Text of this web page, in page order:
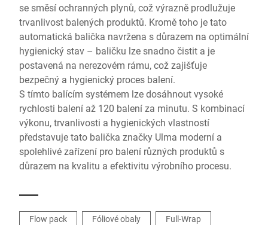
se směsí ochranných plynů, což výrazně prodlužuje
trvanlivost balených produktů. Kromě toho je tato
automatická balička navržena s důrazem na optimální
hygienický stav – baličku lze snadno čistit a je
postavená na nerezovém rámu, což zajišťuje
bezpečný a hygienický proces balení.
S tímto balícím systémem lze dosáhnout vysoké
rychlosti balení až 120 balení za minutu. S kombinací
výkonu, trvanlivosti a hygienických vlastností
představuje tato balička značky Ulma moderní a
spolehlivé zařízení pro balení různých produktů s
důrazem na kvalitu a efektivitu výrobního procesu.
Flow pack Fóliové obaly
Full-Wrap